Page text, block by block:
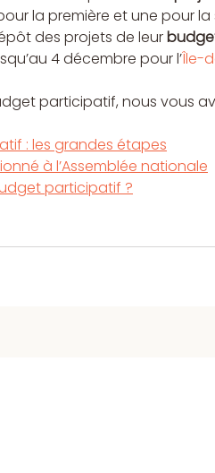
la première et une pour
des projets de leur
4 décembre pour l’Île-
participatif, nous vous
: les grandes étapes
à l’Assemblée nationale
participatif ?